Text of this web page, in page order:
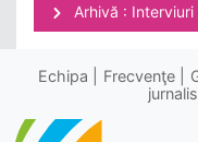
Arhivă : Interviuri
Echipa Frecvenţe